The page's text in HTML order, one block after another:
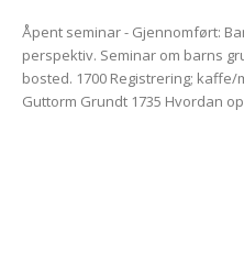
Åpent seminar - Gjennomført: Barneloven satt i et Skandinavisk
perspektiv. Seminar om barns grunnleggende behov og delt
bosted. 1700 Registrering; kaffe/matbit 1730 Velkommen! v/leder
Guttorm Grundt 1735 Hvordan